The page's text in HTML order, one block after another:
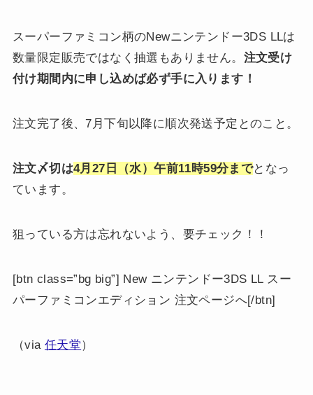
スーパーファミコン柄のNewニンテンドー3DS LLは
数量限定販売ではなく抽選もありません。 注文受け
付け期間内に申し込めば必ず手に入ります！
注文完了後、7月下旬以降に順次発送予定とのこと。
注文〆切は4月27日（水）午前11時59分までとなっ
ています。
狙っている方は忘れないよう、要チェック！！
[btn class=”bg big”] New ニンテンドー3DS LL スー
パーファミコンエディション 注文ページへ[/btn]
（via 任天堂）